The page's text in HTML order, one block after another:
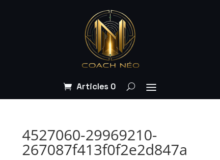
Articles 0
4527060-29969210-
267087f413f0f2e2d847a